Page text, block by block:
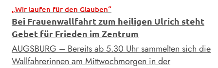
„Wir laufen für den Glauben“
Bei Frauenwallfahrt zum heiligen Ulrich steht
Gebet für Frieden im Zentrum
AUGSBURG – Bereits ab 5.30 Uhr sammelten sich die
Wallfahrerinnen am Mittwochmorgen in der